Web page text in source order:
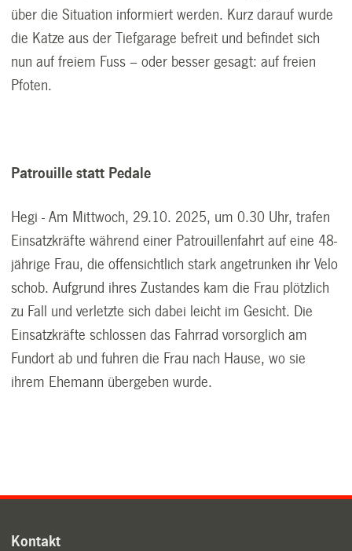
über die Situation informiert werden. Kurz darauf wurde
die Katze aus der Tiefgarage befreit und befindet sich
nun auf freiem Fuss – oder besser gesagt: auf freien
Pfoten.
Patrouille statt Pedale
Hegi - Am Mittwoch, 29.10. 2025, um 0.30 Uhr, trafen
Einsatzkräfte während einer Patrouillenfahrt auf eine 48-
jährige Frau, die offensichtlich stark angetrunken ihr Velo
schob. Aufgrund ihres Zustandes kam die Frau plötzlich
zu Fall und verletzte sich dabei leicht im Gesicht. Die
Einsatzkräfte schlossen das Fahrrad vorsorglich am
Fundort ab und fuhren die Frau nach Hause, wo sie
ihrem Ehemann übergeben wurde.
Kontakt